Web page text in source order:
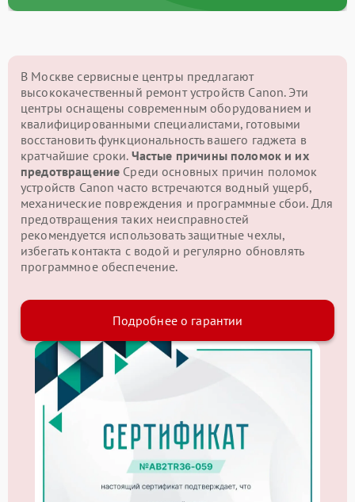
В Москве сервисные центры предлагают
высококачественный ремонт устройств Canon. Эти
центры оснащены современным оборудованием и
квалифицированными специалистами, готовыми
восстановить функциональность вашего гаджета в
кратчайшие сроки. Частые причины поломок и их
предотвращение Среди основных причин поломок
устройств Canon часто встречаются водный ущерб,
механические повреждения и программные сбои. Для
предотвращения таких неисправностей
рекомендуется использовать защитные чехлы,
избегать контакта с водой и регулярно обновлять
программное обеспечение.
Подробнее о гарантии